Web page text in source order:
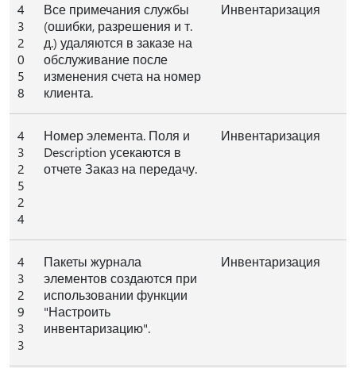
4
3
2
0
5
8
Все примечания службы
(ошибки, разрешения и т.
д.) удаляются в заказе на
обслуживание после
изменения счета на номер
клиента.
Инвентаризация
4
3
2
5
2
4
Номер элемента. Поля и
Description усекаются в
отчете Заказ на передачу.
Инвентаризация
4
3
2
9
3
3
Пакеты журнала
элементов создаются при
использовании функции
"Настроить
инвентаризацию".
Инвентаризация